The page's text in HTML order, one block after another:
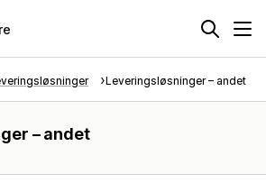
Leveringsløsninger – andet
– andet